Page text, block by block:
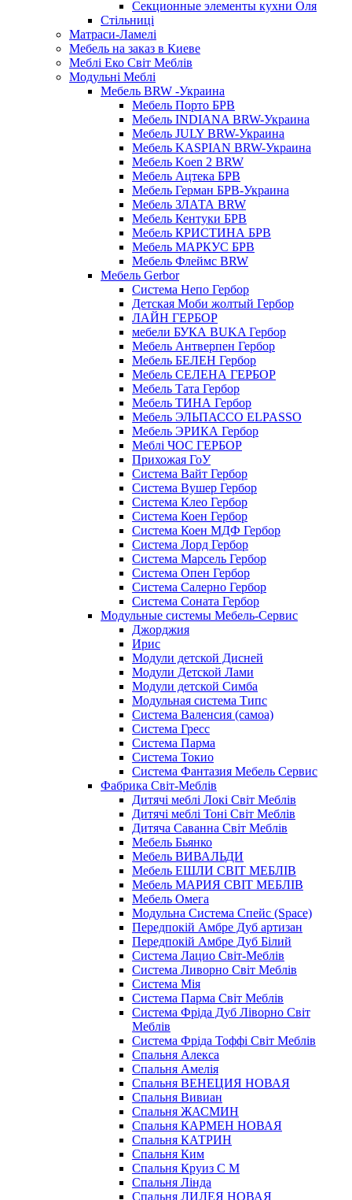
Секционные элементы кухни Оля
Стільниці
Матраси-Ламелі
Мебель на заказ в Киеве
Меблі Еко Світ Меблів
Модульні Меблі
Мебель BRW -Украина
Мебель Порто БРВ
Мебель INDIANA BRW-Украина
Мебель JULY BRW-Украина
Мебель KASPIAN BRW-Украина
Мебель Koen 2 BRW
Мебель Ацтека БРВ
Мебель Герман БРВ-Украина
Мебель ЗЛАТА BRW
Мебель Кентуки БРВ
Мебель КРИСТИНА БРВ
Мебель МАРКУС БРВ
Мебель Флеймс BRW
Мебель Gerbor
Cистема Непо Гербор
Детская Моби жолтый Гербор
ЛАЙН ГЕРБОР
мебели БУКА BUKA Гербор
Мебель Антверпен Гербор
Мебель БЕЛЕН Гербор
Мебель СЕЛЕНА ГЕРБОР
Мебель Тата Гербор
Мебель ТИНА Гербор
Мебель ЭЛЬПАССО ELPASSO
Мебель ЭРИКА Гербор
Меблі ЧОС ГЕРБОР
Прихожая ГоУ
Система Вайт Гербор
Система Вушер Гербор
Система Клео Гербор
Система Коен Гербор
Система Коен МДФ Гербор
Система Лорд Гербор
Система Марсель Гербор
Система Опен Гербор
Система Салерно Гербор
Система Соната Гербор
Модульные системы Мебель-Сервис
Джорджия
Ирис
Модули детской Дисней
Модули Детской Лами
Модули детской Симба
Модульная система Типс
Система Валенсия (самоа)
Система Гресс
Система Парма
Система Токио
Система Фантазия Мебель Сервис
Фабрика Світ-Меблів
Дитячі меблі Локі Світ Меблів
Дитячі меблі Тоні Світ Меблів
Дитяча Саванна Світ Меблів
Мебель Бьянко
Мебель ВИВАЛЬДИ
Мебель ЕШЛИ СВІТ МЕБЛІВ
Мебель МАРИЯ СВІТ МЕБЛІВ
Мебель Омега
Модульна Cистема Спейс (Space)
Передпокій Амбре Дуб артизан
Передпокій Амбре Дуб Білий
Система Лацио Світ-Меблів
Система Ливорно Світ Меблів
Система Мія
Система Парма Свiт Меблiв
Система Фріда Дуб Ліворно Світ
Меблів
Система Фріда Тоффі Світ Меблів
Спальня Алекса
Спальня Амелія
Спальня ВЕНЕЦИЯ НОВАЯ
Спальня Вивиан
Спальня ЖАСМИН
Спальня КАРМЕН НОВАЯ
Спальня КАТРИН
Спальня Ким
Спальня Круиз С М
Спальня Лінда
Спальня ЛИЛЕЯ НОВАЯ